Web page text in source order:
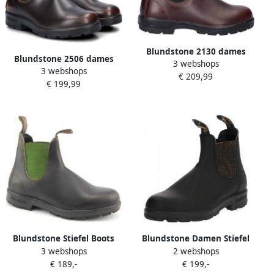
Blundstone 2506 dames
chelseaboot Bruin
3 webshops
€ 199,99
Blundstone 2130 dames
chelseaboot Bordo
3 webshops
€ 209,99
Blundstone Stiefel Boots
#519 Stout Brown Leather
with Olive Elastic (500
3 webshops
€ 189,-
Blundstone Damen Stiefel
Boots #1924 Leather (500
Series) Black Bronze Glitter-
2 webshops
€ 199,-